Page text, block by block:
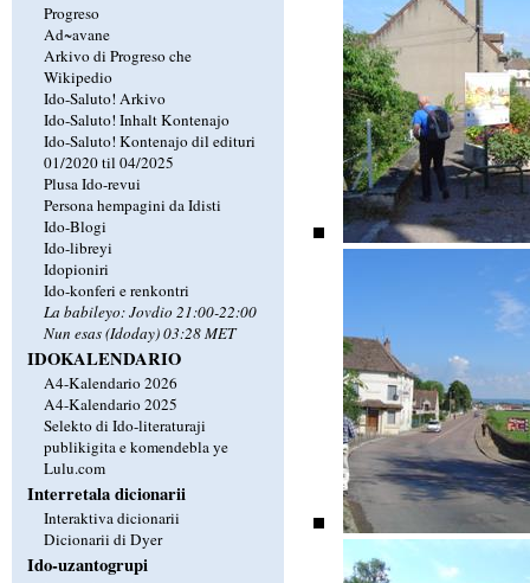
Progreso
Ad~avane
Arkivo di Progreso che
Wikipedio
Ido-Saluto! Arkivo
Ido-Saluto! Inhalt Kontenajo
Ido-Saluto! Kontenajo dil edituri
01/2020 til 04/2025
Plusa Ido-revui
Persona hempagini da Idisti
Ido-Blogi
Ido-libreyi
Idopioniri
Ido-konferi e renkontri
La babileyo: Jovdio 21:00-22:00
Nun esas (Idoday) 03:28 MET
IDOKALENDARIO
A4-Kalendario 2026
A4-Kalendario 2025
Selekto di Ido-literaturaji
publikigita e komendebla ye
Lulu.com
Interretala dicionarii
Interaktiva dicionarii
Dicionarii di Dyer
Ido-uzantogrupi